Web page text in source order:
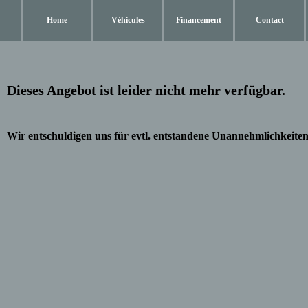
Home Véhicules Financement Contact
Dieses Angebot ist leider nicht mehr verfügbar.
Wir entschuldigen uns für evtl. entstandene